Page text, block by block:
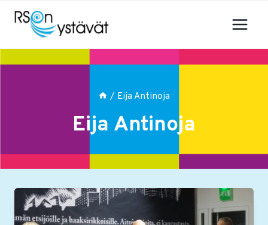
Siirry
sisältöön
/ Eija Antinoja
Eija Antinoja